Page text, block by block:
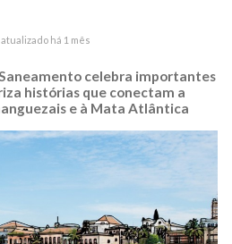
atualizado há 1 mês
celebra importantes
histórias que conectam a
e à Mata Atlântica